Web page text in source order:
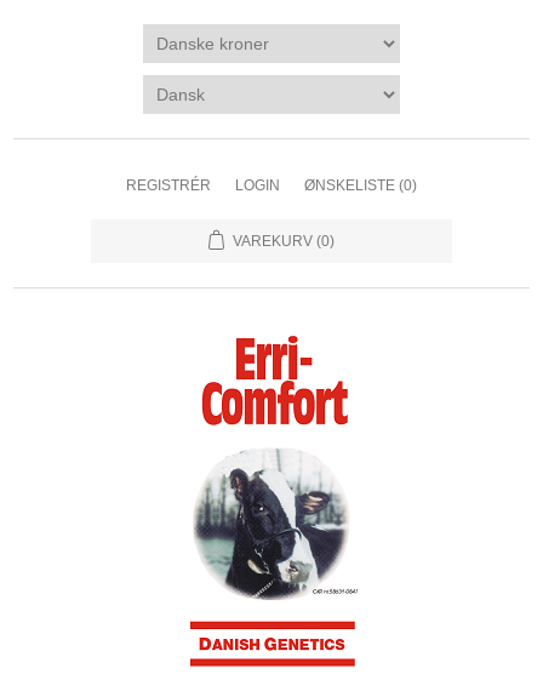
REGISTRÉR LOGIN ØNSKELISTE (0)
VAREKURV (0)